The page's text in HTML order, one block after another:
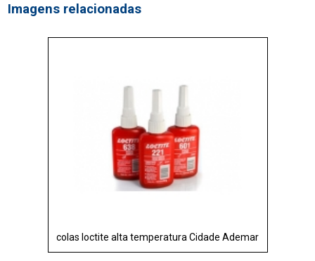
Imagens relacionadas
colas loctite alta temperatura Cidade Ademar